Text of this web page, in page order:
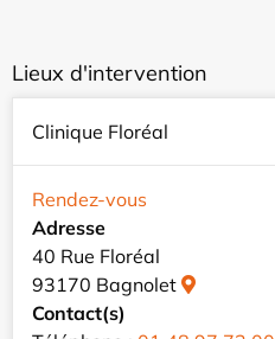
Lieux d'intervention
Clinique Floréal
Rendez-vous
Adresse
40 Rue Floréal
93170 Bagnolet
Contact(s)